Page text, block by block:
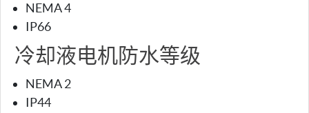
NEMA 4
IP66
冷却液电机防水等级
NEMA 2
IP44